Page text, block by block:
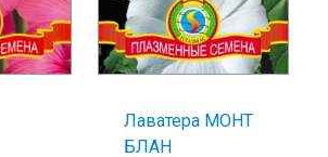
Лаватера МОНТ
БЛАН